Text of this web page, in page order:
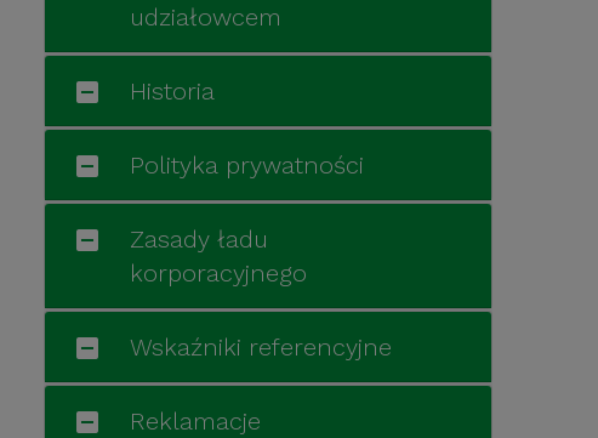
udziałowcem
Historia
Polityka prywatności
Zasady ładu
korporacyjnego
Wskaźniki referencyjne
Reklamacje